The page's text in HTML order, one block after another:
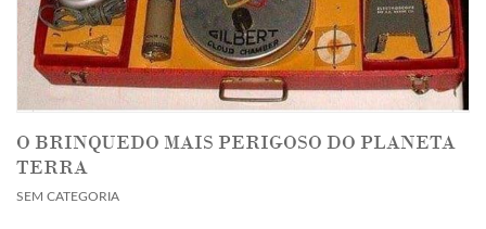
O BRINQUEDO MAIS PERIGOSO DO PLANETA
TERRA
SEM CATEGORIA